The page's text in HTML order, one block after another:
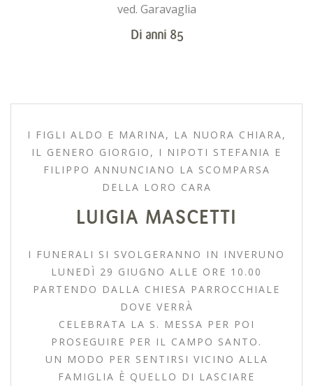
ved. Garavaglia
Di anni 85
I FIGLI ALDO E MARINA, LA NUORA CHIARA,
IL GENERO GIORGIO, I NIPOTI STEFANIA E
FILIPPO ANNUNCIANO LA SCOMPARSA
DELLA LORO CARA
LUIGIA MASCETTI
I FUNERALI SI SVOLGERANNO IN INVERUNO
LUNEDÌ 29 GIUGNO ALLE ORE 10.00
PARTENDO DALLA CHIESA PARROCCHIALE
DOVE VERRÀ
CELEBRATA LA S. MESSA PER POI
PROSEGUIRE PER IL CAMPO SANTO.
UN MODO PER SENTIRSI VICINO ALLA
FAMIGLIA È QUELLO DI LASCIARE